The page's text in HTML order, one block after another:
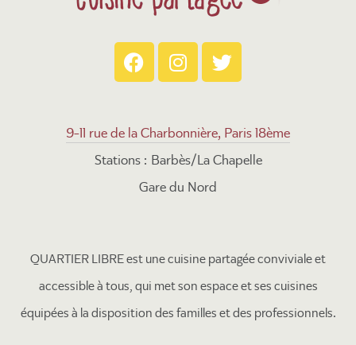
9-11 rue de la Charbonnière, Paris 18ème
Stations : Barbès/La Chapelle
Gare du Nord
QUARTIER LIBRE est une cuisine partagée conviviale et
accessible à tous, qui met son espace et ses cuisines
équipées à la disposition des familles et des professionnels.